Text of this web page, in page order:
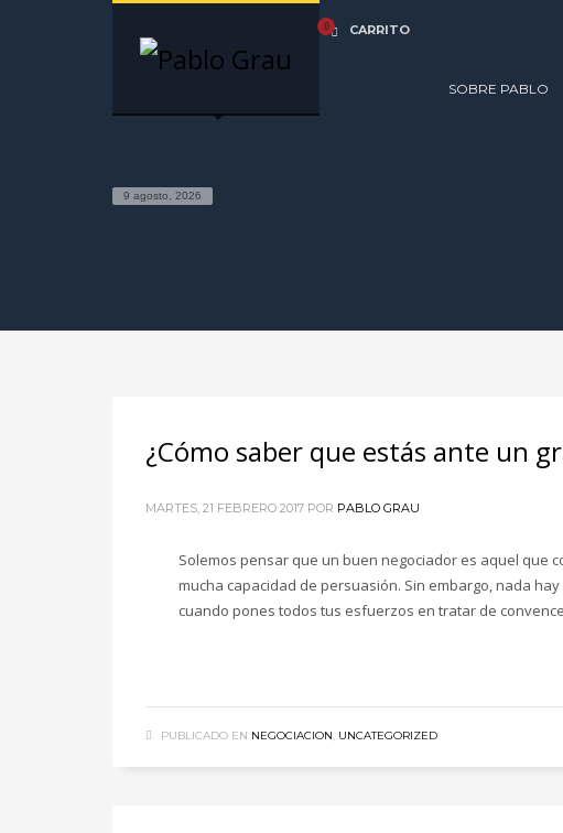
CARRITO
SOBRE PABLO
9 agosto, 2026
¿Cómo saber que estás ante un
MARTES, 21 FEBRERO 2017 POR PABLO GRAU
Solemos pensar que un buen negociador es aquel que
mucha capacidad de persuasión. Sin embargo, nada
cuando pones todos tus esfuerzos en tratar de
PUBLICADO EN NEGOCIACION, UNCATEGORIZED